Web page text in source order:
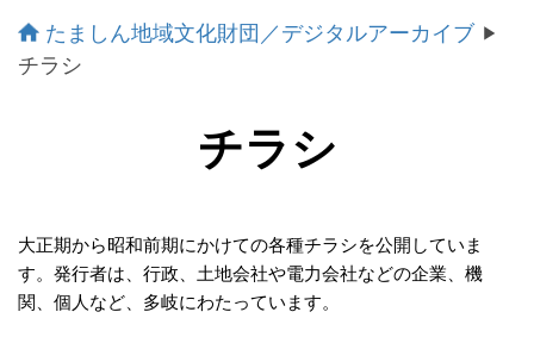
たましん地域文化財団／デジタルアーカイブ
チラシ
チラシ
大正期から昭和前期にかけての各種チラシを公開していま
す。発行者は、行政、土地会社や電力会社などの企業、機
関、個人など、多岐にわたっています。